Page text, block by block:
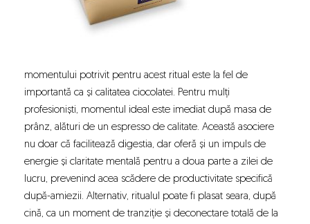
momentului potrivit pentru acest ritual este la fel de
importantă ca și calitatea ciocolatei. Pentru mulți
profesioniști, momentul ideal este imediat după masa de
prânz, alături de un espresso de calitate. Această asociere
nu doar că facilitează digestia, dar oferă și un impuls de
energie și claritate mentală pentru a doua parte a zilei de
lucru, prevenind acea scădere de productivitate specifică
după-amiezii. Alternativ, ritualul poate fi plasat seara, după
cină, ca un moment de tranziție și deconectare totală de la